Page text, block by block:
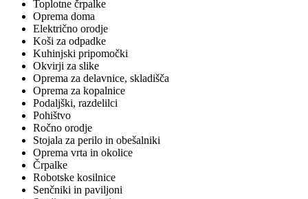
Toplotne črpalke
Oprema doma
Električno orodje
Koši za odpadke
Kuhinjski pripomočki
Okvirji za slike
Oprema za delavnice, skladišča
Oprema za kopalnice
Podaljški, razdelilci
Pohištvo
Ročno orodje
Stojala za perilo in obešalniki
Oprema vrta in okolice
Črpalke
Robotske kosilnice
Senčniki in paviljoni